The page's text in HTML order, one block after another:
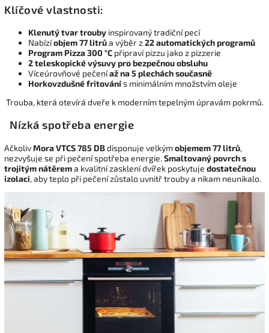
Klíčové vlastnosti:
Klenutý tvar trouby inspirovaný tradiční pecí
Nabízíobjem 77 litrůa výběr z22 automatických programů
Program Pizza 300 °C připraví pizzu jako z pizzerie
2 teleskopické výsuvy pro bezpečnou obsluhu
Víceúrovňové pečeníaž na 5 plechách současně
Horkovzdušné fritovánís minimálním množstvím oleje
Trouba, která otevírá dveře k moderním tepelným úpravám pokrmů.
Nízká spotřeba energie
AčkolivMora VTCS 785 DBdisponuje velkýmobjemem 77 litrů,
nezvyšuje se při pečení spotřeba energie.Smaltovaný povrch s
trojitým nátěrema kvalitní zasklení dvířek poskytuje dostatečnou
izolaci, aby teplo při pečení zůstalo uvnitř trouby a nikam neunikalo.